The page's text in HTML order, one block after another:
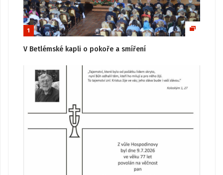
1
V Betlémské kapli o pokoře a smíření